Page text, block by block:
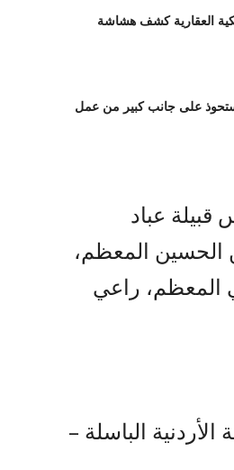
العقارية كشف هشاشة
على جانب كبير من عمل
عباد
الحسين المعظم،
المعظم، راعي
الباسلة –